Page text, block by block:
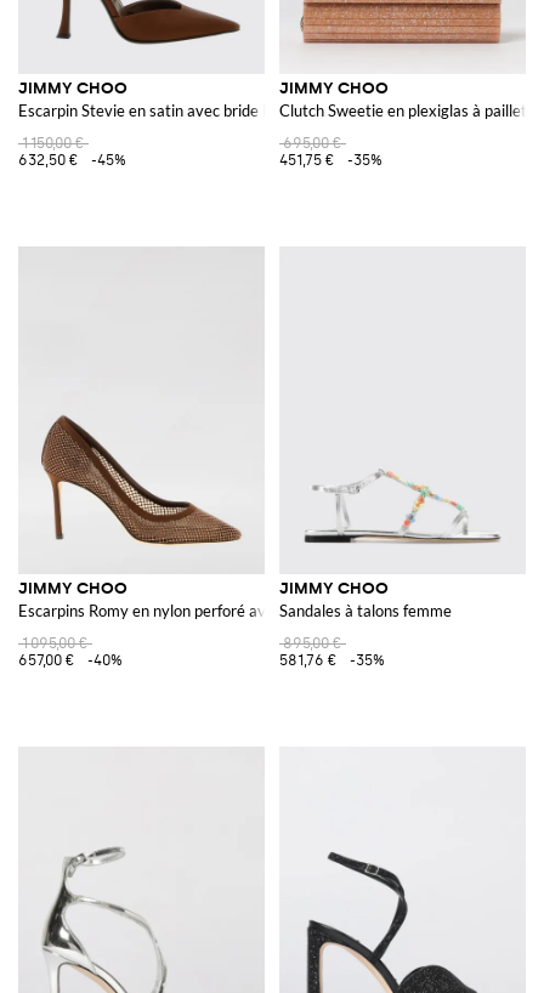
JIMMY CHOO
Escarpin Stevie en satin avec bride bijou
1 150,00 €
632,50 €
-45%
JIMMY CHOO
Clutch Sweetie en plexiglas à
695,00 €
451,75 €
-35%
JIMMY CHOO
Escarpins Romy en nylon perforé avec strass all over
1 095,00 €
657,00 €
-40%
JIMMY CHOO
Sandales à talons femme
895,00 €
581,76 €
-35%